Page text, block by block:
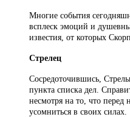
Многие события
всплеск эмоций и
известия, от которых
Стрелец
Сосредоточившись,
пункта списка дел.
несмотря на то, что перед
усомниться в своих силах.